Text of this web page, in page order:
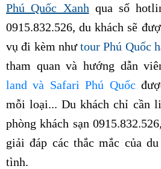
Phú Quốc Xanh qua số
0915.832.526, du kháchsẽ
vụ đi kèm nhưtour Phú Quốc
tham quan và hướng dẫn
land và Safari Phú Quốc
mỗi loại... Du khách chỉ cần
phòng khách sạn
giải đáp các thắc mắc của
tình.